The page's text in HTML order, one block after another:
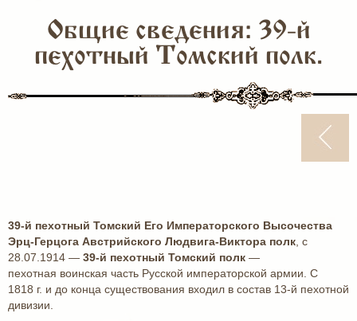
Общие сведения: 39-й
пехотный Томский полк.
39-й пехотный Томский Его Императорского Высочества
Эрц-Герцога Австрийского Людвига-Виктора полк , с
28.07.1914 — 39-й пехотный Томский полк —
пехотная воинская часть Русской императорской армии. С
1818 г. и до конца существования входил в состав 13-й пехотной
дивизии.